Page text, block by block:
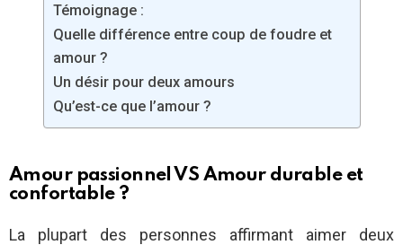
Témoignage :
Quelle différence entre coup de foudre et
amour ?
Un désir pour deux amours
Qu’est-ce que l’amour ?
Amour passionnel VS Amour durable et
confortable ?
La plupart des personnes affirmant aimer deux